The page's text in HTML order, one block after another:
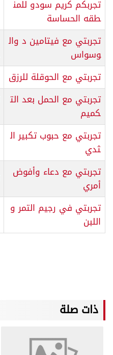
تجربكم كريم سودو للمن
طقه الحساسة
تجربتي مع فيتامين د وال
وسواس
تجربتي مع الحوقلة للرزق
تجربتي مع الحمل بعد الت
كميم
تجربتي مع حبوب تكبير ال
ثدي
تجربتي مع دعاء وأفوض
أمري
تجربتي في رجيم التمر و
اللبن
ذات صلة